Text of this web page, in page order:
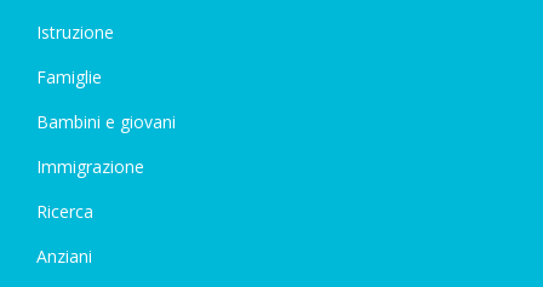
Istruzione
Famiglie
Bambini e giovani
Immigrazione
Ricerca
Anziani